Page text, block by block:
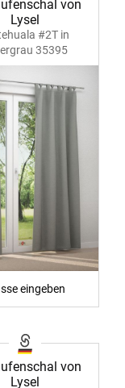
von
Lysel
#2T in
35395
eingeben
von
Lysel